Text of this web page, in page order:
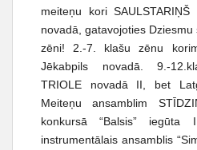
meiteņu kori
novadā, gatavojoties
zēni! 2.-7. klašu zēnu
Jēkabpils novadā. 9.-
TRIOLE novadā II, bet
Meiteņu ansamblim
konkursā “Balsis”
instrumentālais ansamblis